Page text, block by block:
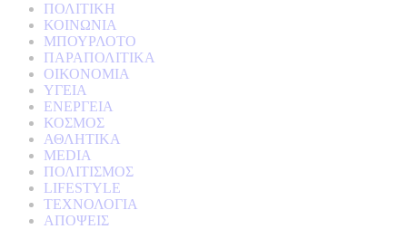
ΠΟΛΙΤΙΚΗ
ΚΟΙΝΩΝΙΑ
ΜΠΟΥΡΛΟΤΟ
ΠΑΡΑΠΟΛΙΤΙΚΑ
ΟΙΚΟΝΟΜΙΑ
ΥΓΕΙΑ
ΕΝΕΡΓΕΙΑ
ΚΟΣΜΟΣ
ΑΘΛΗΤΙΚΑ
MEDIA
ΠΟΛΙΤΙΣΜΟΣ
LIFESTYLE
ΤΕΧΝΟΛΟΓΙΑ
ΑΠΟΨΕΙΣ